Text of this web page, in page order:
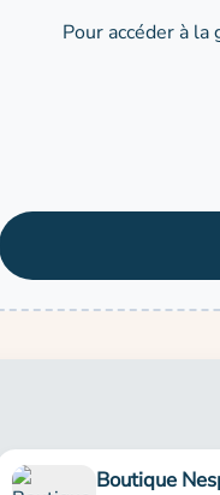
Pour accéder à
Boutique